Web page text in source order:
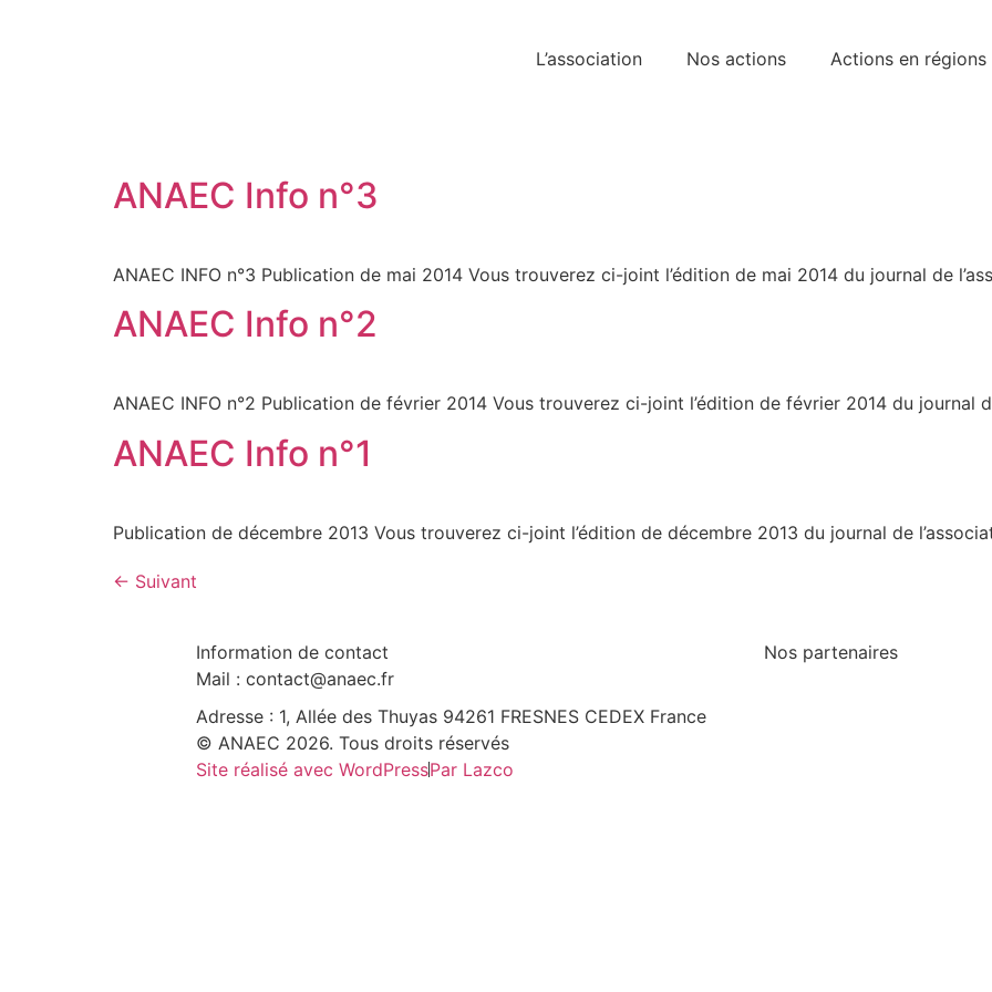
L’association Nos actions Actions en régions
ANAEC Info n°3
ANAEC INFO n°3 Publication de mai 2014 Vous trouverez ci-joint l’édition de mai 2014 du journal de
ANAEC Info n°2
ANAEC INFO n°2 Publication de février 2014 Vous trouverez ci-joint l’édition de février 2014 du journal
ANAEC Info n°1
Publication de décembre 2013 Vous trouverez ci-joint l’édition de décembre 2013 du journal de
← Suivant
Information de contact
Mail : contact@anaec.fr
Adresse : 1, Allée des Thuyas 94261 FRESNES CEDEX France
© ANAEC 2026. Tous droits réservés
Site réalisé avec WordPressPar Lazco
Nos partenaires